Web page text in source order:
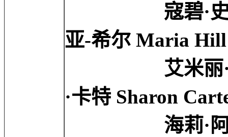
寇碧·史莫德
亚-希尔 Maria Hill
艾米丽·万凯
·卡特 Sharon
海莉·阿特维